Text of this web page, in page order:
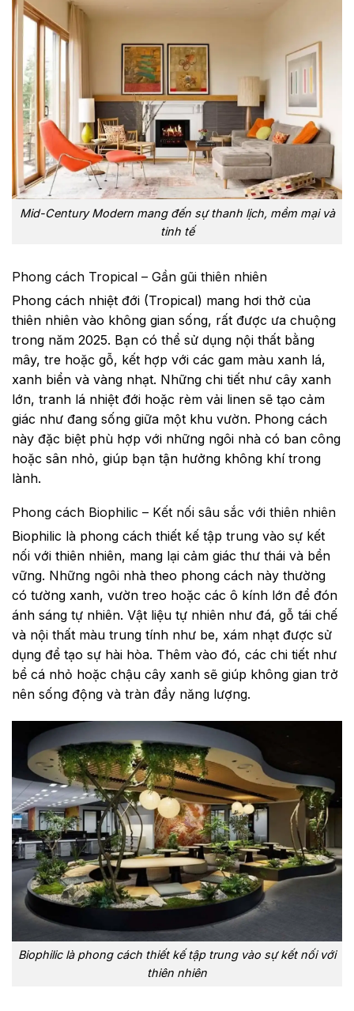
Mid-Century Modern mang đến sự thanh lịch, mềm mại và
tinh tế
Phong cách Tropical – Gần gũi thiên nhiên
Phong cách nhiệt đới (Tropical) mang hơi thở của
thiên nhiên vào không gian sống, rất được ưa chuộng
trong năm 2025. Bạn có thể sử dụng nội thất bằng
mây, tre hoặc gỗ, kết hợp với các gam màu xanh lá,
xanh biển và vàng nhạt. Những chi tiết như cây xanh
lớn, tranh lá nhiệt đới hoặc rèm vải linen sẽ tạo cảm
giác như đang sống giữa một khu vườn. Phong cách
này đặc biệt phù hợp với những ngôi nhà có ban công
hoặc sân nhỏ, giúp bạn tận hưởng không khí trong
lành.
Phong cách Biophilic – Kết nối sâu sắc với thiên nhiên
Biophilic là phong cách thiết kế tập trung vào sự kết
nối với thiên nhiên, mang lại cảm giác thư thái và bền
vững. Những ngôi nhà theo phong cách này thường
có tường xanh, vườn treo hoặc các ô kính lớn để đón
ánh sáng tự nhiên. Vật liệu tự nhiên như đá, gỗ tái chế
và nội thất màu trung tính như be, xám nhạt được sử
dụng để tạo sự hài hòa. Thêm vào đó, các chi tiết như
bể cá nhỏ hoặc chậu cây xanh sẽ giúp không gian trở
nên sống động và tràn đầy năng lượng.
Biophilic là phong cách thiết kế tập trung vào sự kết nối với
thiên nhiên